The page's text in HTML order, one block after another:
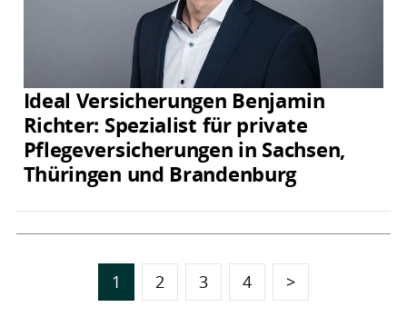
Ideal Versicherungen Benjamin
Richter: Spezialist für private
Pflegeversicherungen in Sachsen,
Thüringen und Brandenburg
1 2 3 4 >